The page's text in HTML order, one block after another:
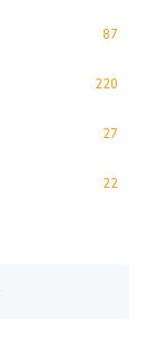
87
220
27
22